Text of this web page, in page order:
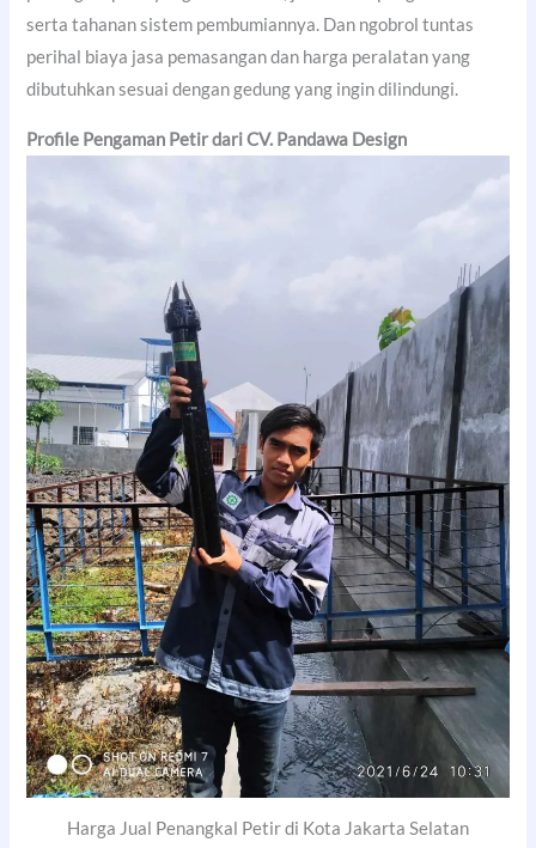
serta tahanan sistem pembumiannya. Dan ngobrol tuntas
perihal biaya jasa pemasangan dan harga peralatan yang
dibutuhkan sesuai dengan gedung yang ingin dilindungi.
Profile Pengaman Petir dari CV. Pandawa Design
Harga Jual Penangkal Petir di Kota Jakarta Selatan